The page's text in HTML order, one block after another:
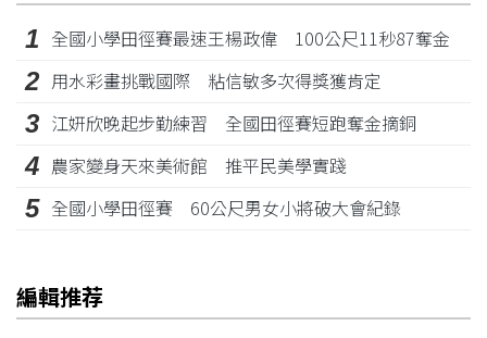
1 全國小學田徑賽最速王楊政偉 100公尺11秒87奪金
2 用水彩畫挑戰國際 粘信敏多次得獎獲肯定
3 江姸欣晚起步勤練習 全國田徑賽短跑奪金摘銅
4 農家變身天來美術館 推平民美學實踐
5 全國小學田徑賽 60公尺男女小將破大會紀錄
編輯推荐